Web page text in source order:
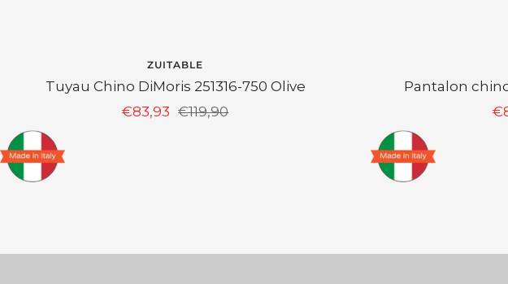
ZUITABLE
Tuyau Chino DiMoris 251316-750 Olive
Prix
€83,93 Prix
€119,90
Pantalon